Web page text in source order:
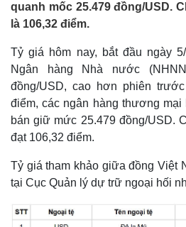
quanh mốc 25.479 đồng/USD.
là 106,32 điểm.
Tỷ giá hôm nay, bắt đầu ngày
Ngân hàng Nhà nước
đồng/USD, cao hơn phiên
điểm, các ngân hàng thương
bán giữ mức 25.479 đồng/USD.
đạt 106,32 điểm.
Tỷ giá tham khảo giữa đồng Việt
tại Cục Quản lý dự trữ ngoại hối